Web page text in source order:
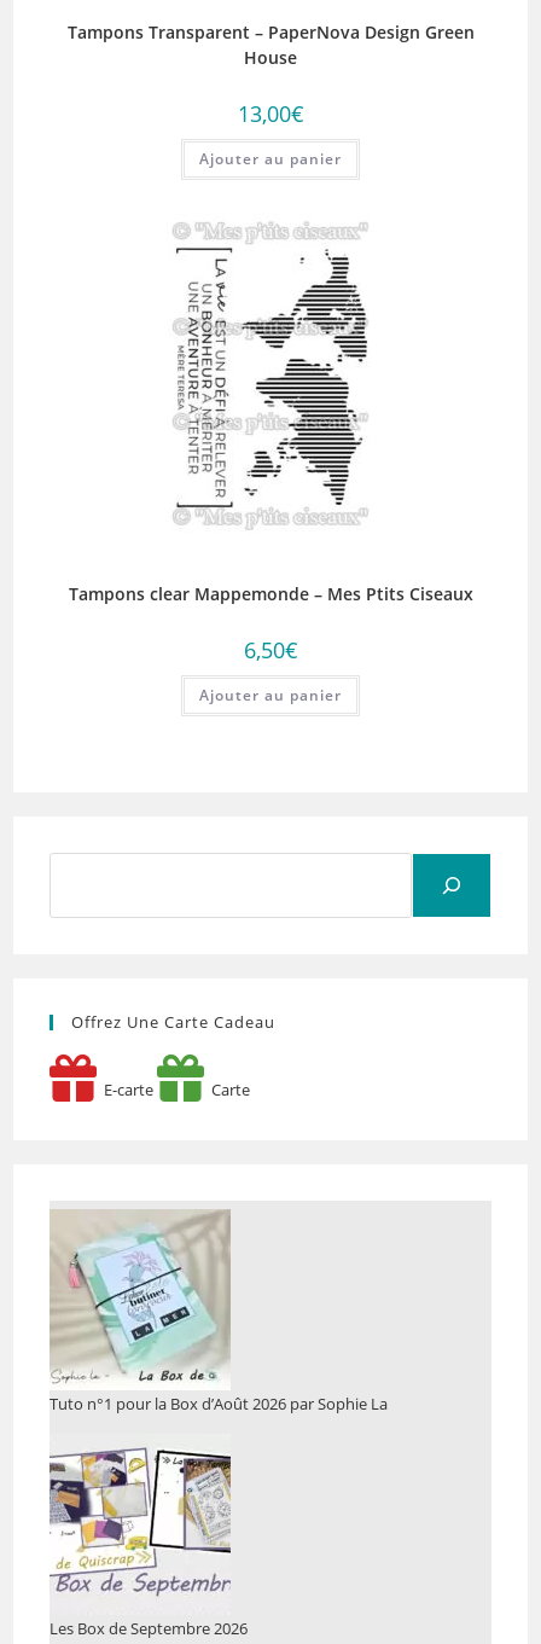
Tampons Transparent – PaperNova Design Green
House
13,00€
Ajouter au panier
Tampons clear Mappemonde – Mes Ptits Ciseaux
6,50€
Ajouter au panier
Offrez Une Carte Cadeau
E-carte Carte
Tuto n°1 pour la Box d’Août 2026 par Sophie La
Les Box de Septembre 2026